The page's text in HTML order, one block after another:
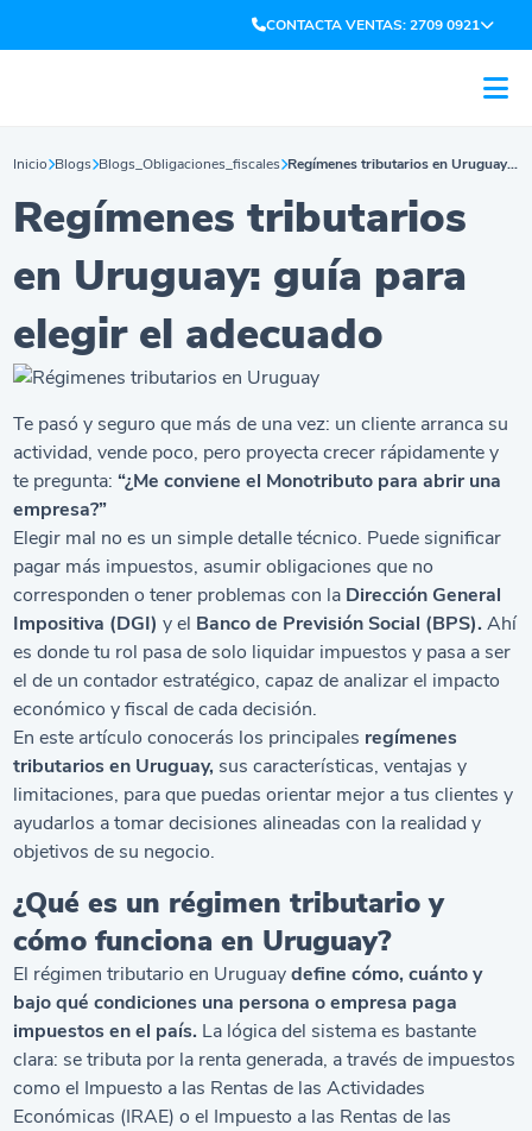
CONTACTA VENTAS: 2709 0921
Inicio Blogs Blogs_Obligaciones_fiscales Regímenes tributarios en Uruguay: guía para elegir el adecuado
Regímenes tributarios
en Uruguay: guía para
elegir el adecuado
Te pasó y seguro que más de una vez: un cliente arranca su
actividad, vende poco, pero proyecta crecer rápidamente y
te pregunta:“¿Me conviene el Monotributo para abrir una
empresa?”
Elegir mal no es un simple detalle técnico. Puede significar
pagar más impuestos, asumir obligaciones que no
corresponden o tener problemas con la Dirección General
Impositiva (DGI) y el Banco de Previsión Social (BPS). Ahí
es donde tu rol pasa de solo liquidar impuestos y pasa a ser
el de un contador estratégico, capaz de analizar el impacto
económico y fiscal de cada decisión.
En este artículo conocerás los principales regímenes
tributarios en Uruguay, sus características, ventajas y
limitaciones, para que puedas orientar mejor a tus clientes y
ayudarlos a tomar decisiones alineadas con la realidad y
objetivos de su negocio.
¿Qué es un régimen tributario y
cómo funciona en Uruguay?
El régimen tributario en Uruguaydefine cómo, cuánto y
bajo qué condiciones una persona o empresa paga
impuestos en el país. La lógica del sistema es bastante
clara: se tributa por la renta generada, a través de impuestos
como el Impuesto a las Rentas de las Actividades
Económicas (IRAE) o el Impuesto a las Rentas de las